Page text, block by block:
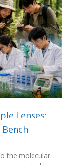
Lenses:
the molecular